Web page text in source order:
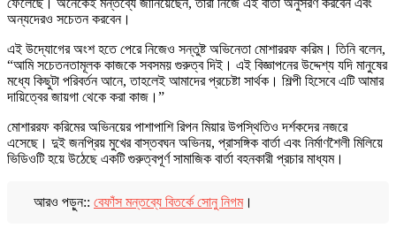
অন্যদেরও সচেতন করবেন।
এই উদ্যোগের অংশ হতে পেরে নিজেও সন্তুষ্ট অভিনেতা মোশাররফ করিম। তিনি বলেন,
“আমি সচেতনতামূলক কাজকে সবসময় গুরুত্ব দিই। এই বিজ্ঞাপনের উদ্দেশ্য যদি মানুষের
মধ্যে কিছুটা পরিবর্তন আনে, তাহলেই আমাদের প্রচেষ্টা সার্থক। শিল্পী হিসেবে এটি আমার
দায়িত্বের জায়গা থেকে করা কাজ।”
মোশাররফ করিমের অভিনয়ের পাশাপাশি রিপন মিয়ার উপস্থিতিও দর্শকদের নজরে
এসেছে। দুই জনপ্রিয় মুখের বাস্তবঘন অভিনয়, প্রাসঙ্গিক বার্তা এবং নির্মাণশৈলী মিলিয়ে
ভিডিওটি হয়ে উঠেছে একটি গুরুত্বপূর্ণ সামাজিক বার্তা বহনকারী প্রচার মাধ্যম।
আরও পড়ুন:: বেফাঁস মন্তব্যে বিতর্কে সোনু নিগম।